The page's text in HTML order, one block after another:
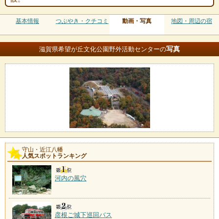
基本情報 つぶやき・クチコミ 動画・写真 地図・周辺の宿
滋賀県希望が丘文化公園野外活動センターの写真
守山・近江八幡
人気スポットランキング
河内の風穴
彦根ご城下巡回バス